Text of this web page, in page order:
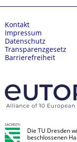
Kontakt
Impressum
Datenschutz
Transparenzgesetz
Barrierefreiheit
Die TU Dresden
beschlossenen